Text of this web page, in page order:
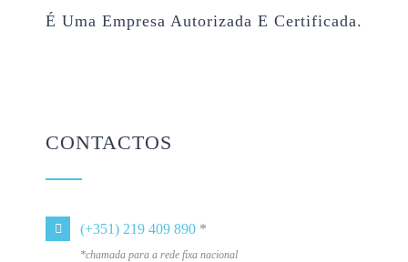
É Uma Empresa Autorizada E Certificada.
CONTACTOS
(+351) 219 409 890 *
*chamada para a rede fixa nacional